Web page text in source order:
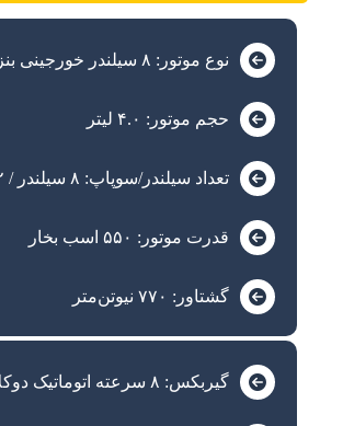
نوع موتور: ۸ سیلندر خورجینی بنزینی (V۸)
حجم موتور: ۴.۰ لیتر
تعداد سیلندر/سوپاپ: ۸ سیلندر / ۳۲ سوپاپ
قدرت موتور: ۵۵۰ اسب بخار
گشتاور: ۷۷۰ نیوتن‌متر
گیربکس: ۸ سرعته اتوماتیک دوکلاچه